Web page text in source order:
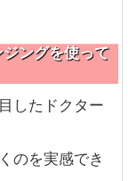
ングを使って
したドクター
のを実感でき